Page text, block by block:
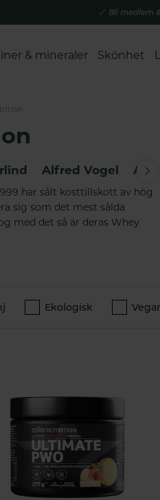
Bli medlem
& mineraler Skönhet
Alfred Vogel
har sålt kosttillskott av hög
sig som det mest sålda
med det så är deras Whey
Ekologisk